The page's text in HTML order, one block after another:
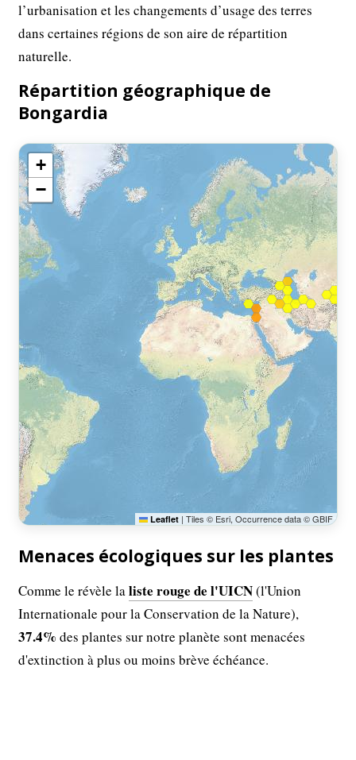
l’urbanisation et les changements d’usage des terres
dans certaines régions de son aire de répartition
naturelle.
Répartition géographique de
Bongardia
+
−
Leaflet | Tiles © Esri, Occurrence data © GBIF
Menaces écologiques sur les plantes
Comme le révèle laliste rouge de l'UICN(l'Union
Internationale pour la Conservation de la Nature),
37.4% des plantes sur notre planète sont menacées
d'extinction à plus ou moins brève échéance.